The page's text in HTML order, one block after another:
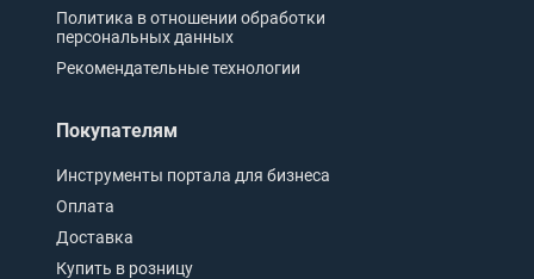
Политика в отношении обработки
персональных данных
Рекомендательные технологии
Покупателям
Инструменты портала для бизнеса
Оплата
Доставка
Купить в розницу